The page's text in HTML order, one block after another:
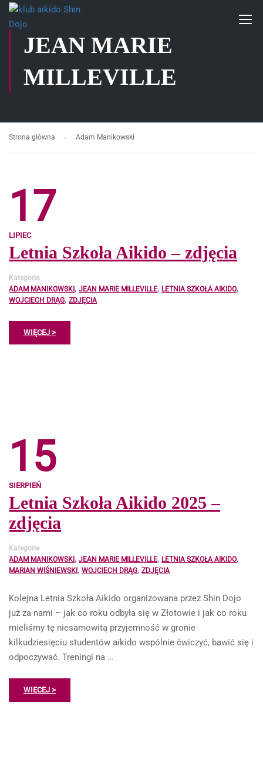
JEAN MARIE
MILLEVILLE
Strona główna Adam Manikowski
17
LIPIEC
Letnia Szkoła Aikido – zdjęcia
Kategorie
ADAM MANIKOWSKI , JEAN MARIE MILLEVILLE, LETNIA SZKOŁA AIKIDO,
WOJCIECH DRĄG, ZDJĘCIA
WIĘCEJ >
15
SIERPIEŃ
Letnia Szkoła Aikido 2025 –
zdjęcia
Kategorie
ADAM MANIKOWSKI , JEAN MARIE MILLEVILLE, LETNIA SZKOŁA AIKIDO,
MARIAN WIŚNIEWSKI , WOJCIECH DRĄG, ZDJĘCIA
Kolejna Letnia Szkoła Aikido organizowana przez Shin Dojo
już za nami – jak co roku odbyła się w Złotowie i jak co roku
mieliśmy tę niesamowitą przyjemność w gronie
kilkudziesięciu studentów aikido wspólnie ćwiczyć, bawić się i
odpoczywać. Treningi na …
WIĘCEJ >